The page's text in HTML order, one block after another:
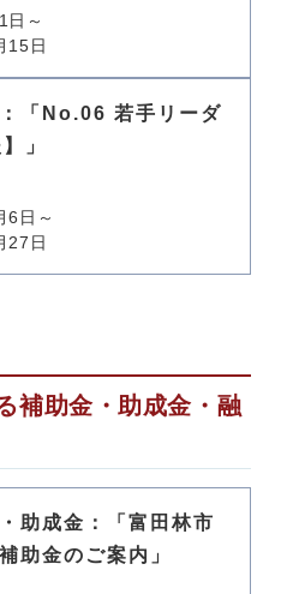
日～
15日
「No.06 若手リーダ
」
6日～
27日
補助金・助成金・融
助成金：「富田林市
助金のご案内」